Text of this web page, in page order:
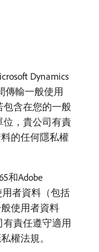
Dynamics
傳輸一般使用
包含在您的一般
位，貴公司有責
的任何隱私權
和Adobe
用者資料（包括
使用者資料
責任遵守適用
權法規。